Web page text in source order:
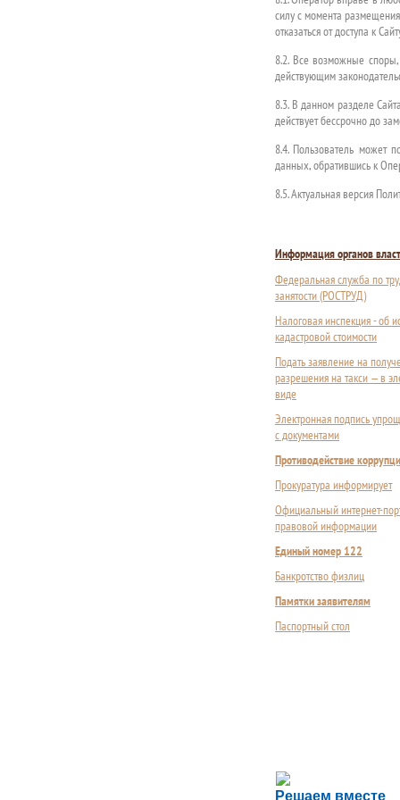
силу с момента
отказаться от доступа к
8.2. Все возможные
действующим
8.3. В данном разделе
действует бессрочно до
8.4. Пользователь может
данных, обратившись к
8.5. Актуальная версия
Информация органов
Федеральная служба по
занятости (РОСТРУД)
Налоговая инспекция - об
кадастровой стоимости
Подать заявление на
разрешения на такси — в
виде
Электронная подпись
с документами
Противодействие
Прокуратура информирует
Официальный интернет-
правовой информации
Единый номер 122
Банкротство физлиц
Памятки заявителям
Паспортный стол
Решаем вместе
Сложности с